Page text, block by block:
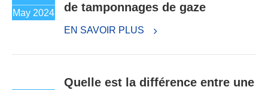
May 2024
de tamponnages de gaze
EN SAVOIR PLUS
Quelle est la différence entre une